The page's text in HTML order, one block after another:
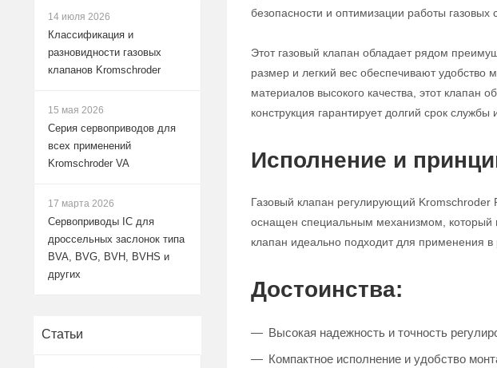
безопасности и оптимизации работы газовых
Этот газовый клапан обладает рядом
размер и легкий вес обеспечивают
материалов высокого качества, этот клапан
конструкция гарантирует долгий срок
Исполнение и
Газовый клапан регулирующий Kromschroder
оснащен специальным механизмом, который
клапан идеально подходит для применения в
Достоинства:
Высокая надежность и точность
Компактное исполнение и удобство
14 июля 2026
Классификация и
разновидности газовых
клапанов Kromschroder
15 мая 2026
Серия сервоприводов для
всех применений
Kromschroder VA
17 марта 2026
Сервоприводы IC для
дроссельных заслонок типа
BVA, BVG, BVH, BVHS и
других
Статьи